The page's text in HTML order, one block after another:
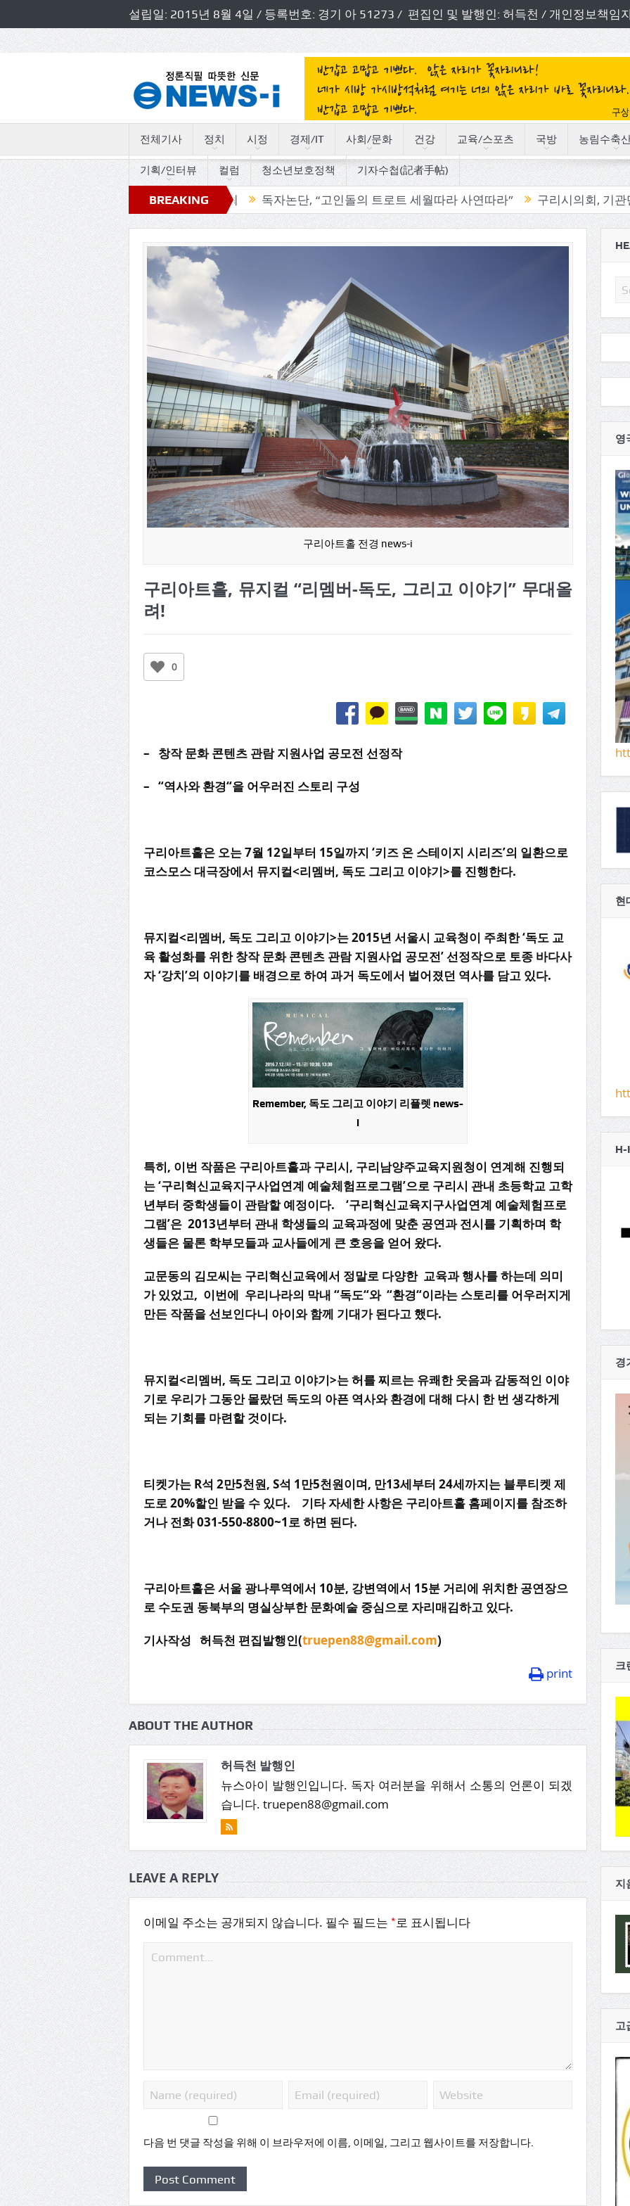
설립일: 2015년 8월 4일 / 등록번호: 경기 아 51273 / 편집인 및 발행인: 허득천 / 개인정보책임
전체기사 정치 시정 경제/IT 사회/문화 건강 교육/스포츠 국방 농림수축
기획/인터뷰 컬럼 청소년보호정책 기자수첩(記者手帖)
BREAKING
NEWS
의원 초청 소방정책간담회 개최 독자논단, “고인돌의 트로트 세월따라 사연따라” 구리시의회, 기관단체 방문으
구리아트홀 전경 news-i
구리아트홀, 뮤지컬 “리멤버-독도, 그리고 이야기” 무대올
려!
0
– 창작 문화 콘텐츠 관람 지원사업 공모전 선정작
– “역사와 환경“을 어우러진 스토리 구성
구리아트홀은 오는7월 12일부터 15일까지 ‘키즈 온 스테이지 시리즈’의 일환으로
코스모스대극장에서 뮤지컬<리멤버, 독도 그리고 이야기>를 진행한다.
뮤지컬<리멤버, 독도 그리고 이야기>는2015년 서울시 교육청이 주최한‘독도 교
육 활성화를 위한 창작 문화 콘텐츠 관람 지원사업 공모전’선정작으로 토종 바다사
자‘강치’의 이야기를 배경으로하여 과거 독도에서 벌어졌던 역사를 담고 있다.
Remember, 독도 그리고 이야기 리플렛 news-
i
특히, 이번 작품은 구리아트홀과 구리시, 구리남양주교육지원청이 연계해 진행되
는‘구리혁신교육지구사업연계 예술체험프로그램’으로 구리시 관내 초등학교 고학
년부터 중학생들이 관람할 예정이다. ‘구리혁신교육지구사업연계 예술체험프로
그램’은 2013년부터 관내 학생들의 교육과정에 맞춘 공연과 전시를 기획하며 학
생들은 물론 학부모들과 교사들에게 큰 호응을 얻어 왔다.
교문동의 김모씨는 구리혁신교육에서 정말로 다양한 교육과 행사를하는데 의미
가 있었고, 이번에 우리나라의 막내 “독도“와“환경“이라는 스토리를 어우러지게
만든 작품을선보인다니 아이와 함께 기대가 된다고 했다.
뮤지컬<리멤버, 독도 그리고 이야기>는허를찌르는 유쾌한 웃음과 감동적인 이야
기로 우리가 그동안 몰랐던 독도의 아픈 역사와 환경에 대해 다시 한 번 생각하게
되는 기회를 마련할 것이다.
티켓가는 R석 2만5천원, S석 1만5천원이며, 만13세부터 24세까지는 블루티켓 제
도로20%할인 받을 수 있다. 기타 자세한사항은 구리아트홀 홈페이지를 참조하
거나 전화031-550-8800~1로하면 된다.
구리아트홀은서울 광나루역에서 10분, 강변역에서 15분 거리에 위치한 공연장으
로 수도권 동북부의 명실상부한 문화예술 중심으로 자리매김하고 있다.
기사작성 허득천 편집발행인(truepen88@gmail.com)
print
ABOUT THE AUTHOR
허득천 발행인
뉴스아이 발행인입니다. 독자 여러분을 위해서 소통의 언론이 되겠
습니다. truepen88@gmail.com
LEAVE A REPLY
이메일 주소는 공개되지 않습니다. 필수 필드는 *로 표시됩니다
다음 번 댓글 작성을 위해 이 브라우저에 이름, 이메일, 그리고 웹사이트를 저장합니다.
영
현
H-
경
크
지
고